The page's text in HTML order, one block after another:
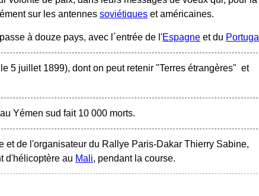
sur les antennes soviétiques et américaines.
à douze pays, avec l´entrée de l'Espagne et du Portugal
5 juillet 1899), dont on peut retenir "Terres étrangères" et
Yémen sud fait 10 000 morts.
et de l'organisateur du Rallye Paris-Dakar Thierry Sabine,
d'hélicoptère au Mali, pendant la course.